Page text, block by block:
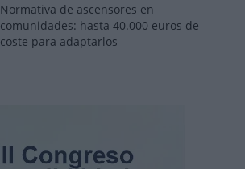
Normativa de ascensores en
comunidades: hasta 40.000 euros de
coste para adaptarlos